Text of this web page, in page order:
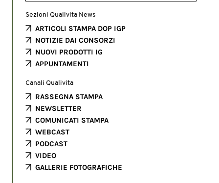
Sezioni Qualivita News
ARTICOLI STAMPA DOP IGP
NOTIZIE DAI CONSORZI
NUOVI PRODOTTI IG
APPUNTAMENTI
Canali Qualivita
RASSEGNA STAMPA
NEWSLETTER
COMUNICATI STAMPA
WEBCAST
PODCAST
VIDEO
GALLERIE FOTOGRAFICHE